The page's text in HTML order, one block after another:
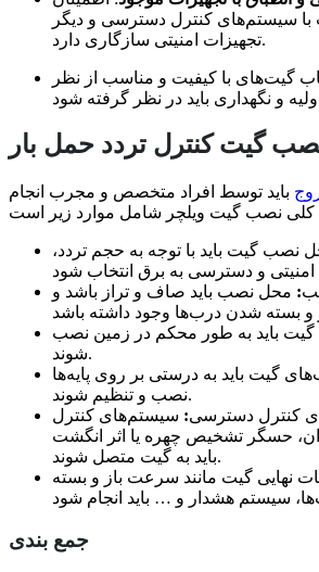
سیستم‌های کنترل دسترسی و دیگر
تجهیزات امنیتی سازگاری دارد.
گیت‌های با کیفیت و مناسب از نظر
گیت کنترل تردد حمل بار
باید توسط افراد متخصص و مجرب انجام
نصب گیت باید با توجه به حجم تردد،
: محل نصب باید صاف و تراز باشد و
گیت باید به طور محکم در زمین نصب
شوند.
گیت باید به درستی بر روی پایه‌ها
نصب و تنظیم شوند.
کنترل دسترسی: سیستم‌های کنترل
حسگر تشخیص چهره یا اثر انگشت
باید به گیت متصل شوند.
نهایی گیت مانند سرعت باز و بسته
جمع بندی